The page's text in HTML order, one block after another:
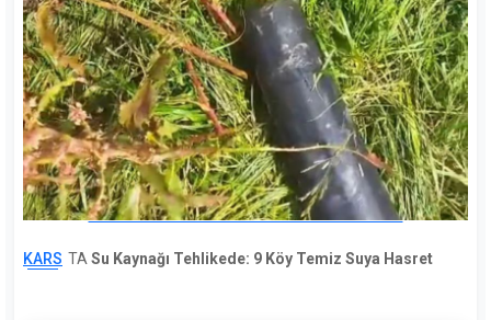
KARS TA Su Kaynağı Tehlikede: 9 Köy Temiz Suya Hasret